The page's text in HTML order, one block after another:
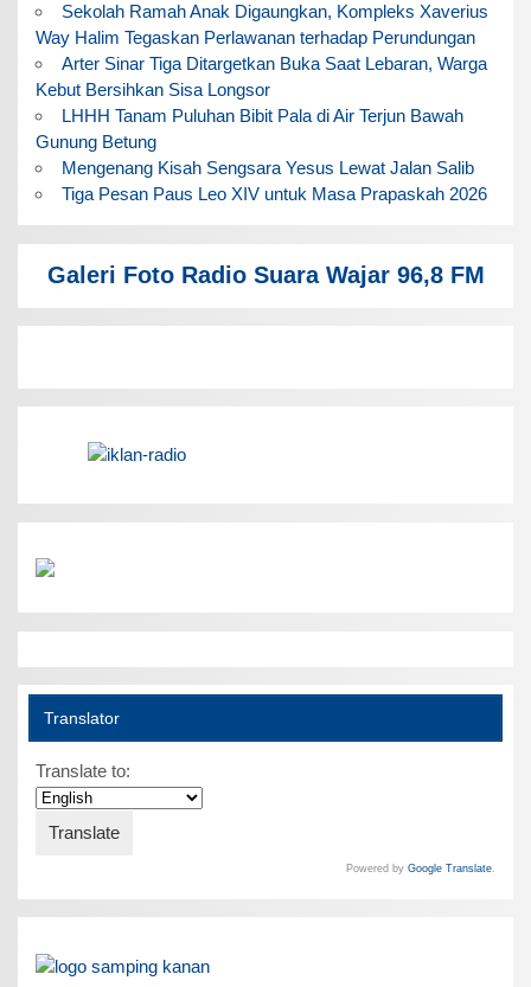
Sekolah Ramah Anak Digaungkan, Kompleks Xaverius
Way Halim Tegaskan Perlawanan terhadap Perundungan
Arter Sinar Tiga Ditargetkan Buka Saat Lebaran, Warga
Kebut Bersihkan Sisa Longsor
LHHH Tanam Puluhan Bibit Pala di Air Terjun Bawah
Gunung Betung
Mengenang Kisah Sengsara Yesus Lewat Jalan Salib
Tiga Pesan Paus Leo XIV untuk Masa Prapaskah 2026
Galeri Foto Radio Suara Wajar 96,8 FM
Translator
Translate to:
Powered by Google Translate.